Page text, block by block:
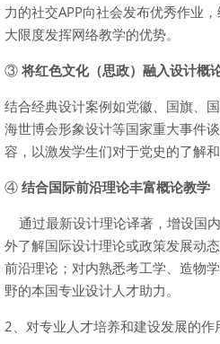
力的社交APP向社会发布优秀作业
大限度发挥网络教学的优势。
③ 将红色文化（思政）融入设计概
结合经典设计案例如党徽、国旗、
海世博会形象设计等国家重大事件
容，以激发学生们对于党史的了解和
④ 结合国际前沿理论丰富概论教学
通过最新设计理论译著，增设国
外了解国际设计理论或政策发展动
前沿理论；对内熟悉考工学、造物
野的本国专业设计人才助力。
2、对专业人才培养和建设发展的作